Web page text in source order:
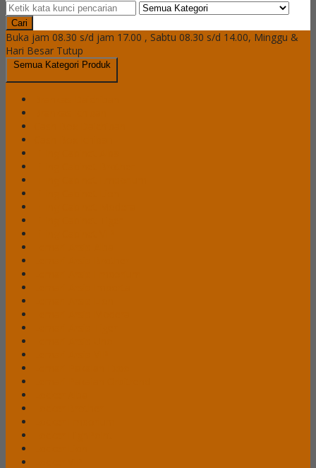
Cari
Buka jam 08.30 s/d jam 17.00 , Sabtu 08.30 s/d 14.00, Minggu &
Hari Besar Tutup
Semua Kategori Produk